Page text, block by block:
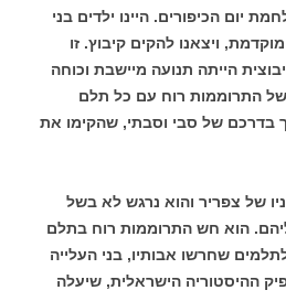
יום הכיפורים. היינו ילדים בני
ויצאנו להקים קיבוץ. זו
הייתה תנועה מיישבת וכוחה
של התרוממות רוח עם כל תלם
בדרכם של סבי וסבתי, שהקימו את
נוצצות עיניו של צפריר והוא נרגש לא בשל
הוא חש התרוממות רוח בתלם
שחרשו אבותיו, בני העלייה
ההיסטוריה הישראלית, שיעלה